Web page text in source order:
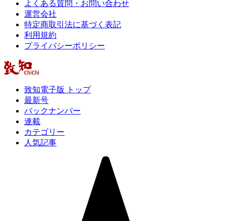
よくある質問・お問い合わせ
運営会社
特定商取引法に基づく表記
利用規約
プライバシーポリシー
致知電子版 トップ
最新号
バックナンバー
連載
カテゴリー
人気記事